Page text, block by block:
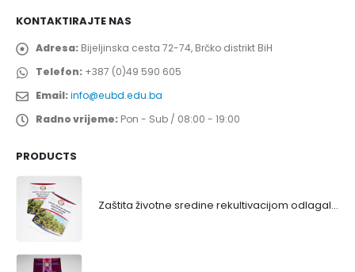
KONTAKTIRAJTE NAS
Adresa: Bijeljinska cesta 72-74, Brčko distrikt BiH
Telefon: +387 (0)49 590 605
Email:info@eubd.edu.ba
Radno vrijeme: Pon - Sub / 08:00 - 19:00
PRODUCTS
Zaštita životne sredine rekultivacijom odlagališta